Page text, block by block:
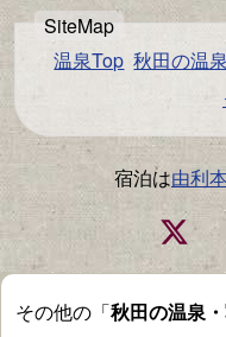
温泉Top 秋田の温泉
宿泊は由利
その他の「秋田の温泉